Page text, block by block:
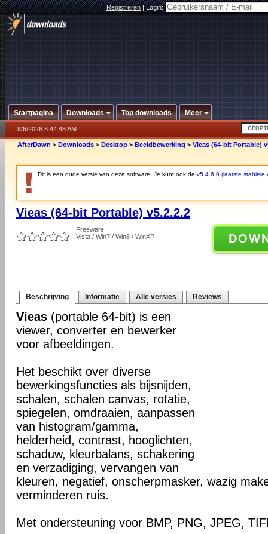
Registreren|Login:
Startpagina Downloads Top downloads Meer
8/6/2026 8:44:48 AM
AfterDawn > Downloads > Desktop > Beeldbewerking > Vieas (64-bit Portable)
Dit is een oude versie van deze software. Je kunt ook de v5.4.6.0 (laatste stabiele
Vieas (64-bit Portable) v5.2.2.2
Freeware
Vista / Win7 / Win8 / WinXP
Beschrijving Informatie Alle versies Reviews
Vieas (portable 64-bit) is een
viewer, converter en bewerker
voor afbeeldingen.
Het beschikt over diverse
bewerkingsfuncties als bijsnijden,
schalen, schalen canvas, rotatie,
spiegelen, omdraaien, aanpassen
van histogram/gamma,
helderheid, contrast, hooglichten,
schaduw, kleurbalans, schakering
en verzadiging, vervangen van
kleuren, negatief, onscherpmasker, wazig
verminderen ruis.
Met ondersteuning voor BMP, PNG, JPEG,